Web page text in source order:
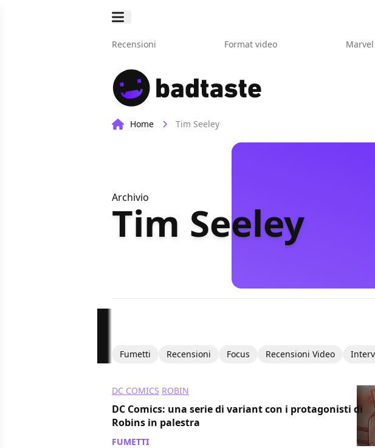
Recensioni Format video Marvel
Home Tim Seeley
Archivio
Tim Seeley
Fumetti Recensioni Focus Recensioni Video
DC COMICS ROBIN
DC Comics: una serie di variant con i protagonisti di
Robins in palestra
FUMETTI